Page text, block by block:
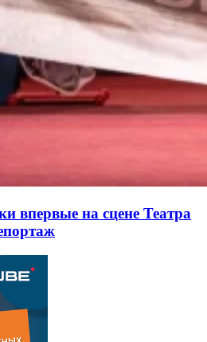
впервые на сцене Театра